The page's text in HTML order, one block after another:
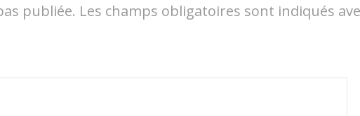
publiée. Les champs obligatoires sont indiqués